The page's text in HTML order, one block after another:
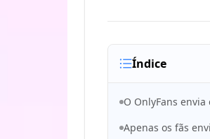
Índice
O OnlyFans
Apenas os fãs